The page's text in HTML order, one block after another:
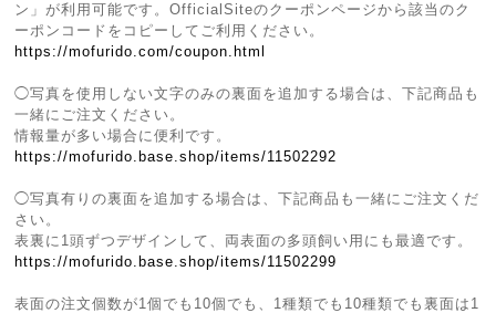
ン」が利用可能です。OfficialSiteのクーポンページから該当のク
ーポンコードをコピーしてご利用ください。
https://mofurido.com/coupon.html
◯写真を使用しない文字のみの裏面を追加する場合は、下記商品も
一緒にご注文ください。
情報量が多い場合に便利です。
https://mofurido.base.shop/items/11502292
◯写真有りの裏面を追加する場合は、下記商品も一緒にご注文くだ
さい。
表裏に1頭ずつデザインして、両表面の多頭飼い用にも最適です。
https://mofurido.base.shop/items/11502299
表面の注文個数が1個でも10個でも、1種類でも10種類でも裏面は1